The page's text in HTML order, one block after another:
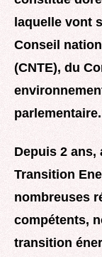
laquelle vont
Conseil
(CNTE), du
parlementaire.
Depuis 2 ans,
Transition
nombreuses
compétents,
transition